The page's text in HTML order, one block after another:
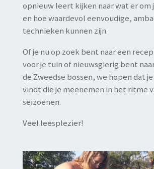
opnieuw leert kijken naar wat er om
en hoe waardevol eenvoudige,
technieken kunnen zijn.
Of je nu op zoek bent naar een
voor je tuin of nieuwsgierig bent
de Zweedse bossen, we hopen dat
vindt die je meenemen in het ritme
seizoenen.
Veel leesplezier!